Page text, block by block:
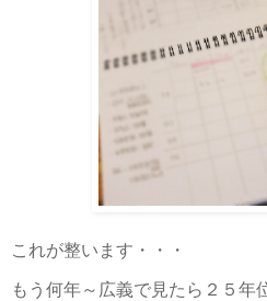
これが整います・・・
もう何年～広義で見たら２５年